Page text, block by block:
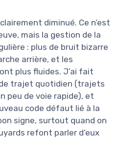
diminué. Ce n’est
mais la gestion de la
: plus de bruit bizarre
arrière, et les
plus fluides. J’ai fait
trajet quotidien (trajets
peu de voie rapide), et
code défaut lié à la
signe, surtout quand on
refont parler d’eux